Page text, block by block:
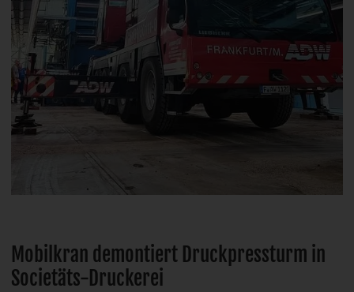
Mobilkran demontiert Druckpressturm in
Societäts-Druckerei